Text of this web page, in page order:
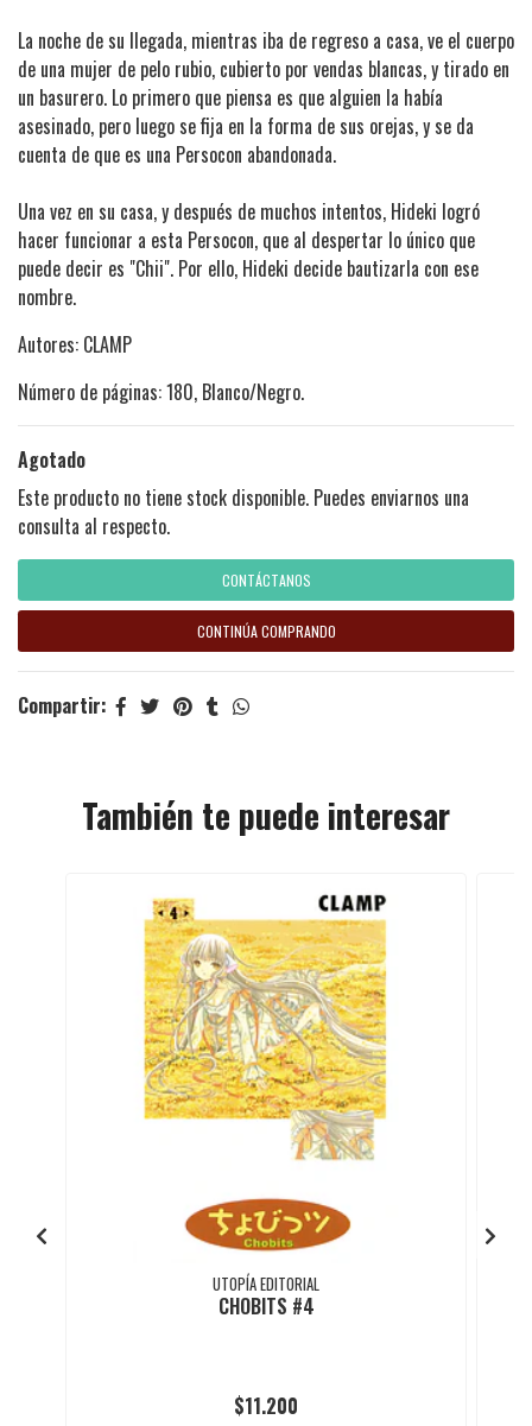
La noche de su llegada, mientras iba de regreso a casa, ve el cuerpo
de una mujer de pelo rubio, cubierto por vendas blancas, y tirado en
un basurero. Lo primero que piensa es que alguien la había
asesinado, pero luego se fija en la forma de sus orejas, y se da
cuenta de que es una Persocon abandonada.
Una vez en su casa, y después de muchos intentos, Hideki logró
hacer funcionar a esta Persocon, que al despertar lo único que
puede decir es "Chii". Por ello, Hideki decide bautizarla con ese
nombre.
Autores: CLAMP
Número de páginas: 180, Blanco/Negro.
Agotado
Este producto no tiene stock disponible. Puedes enviarnos una
consulta al respecto.
CONTÁCTANOS
CONTINÚA COMPRANDO
Compartir:
También te puede interesar
UTOPÍA EDITORIAL
CHOBITS #4
$11.200